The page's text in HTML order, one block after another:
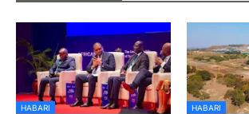
HABARI HABARI